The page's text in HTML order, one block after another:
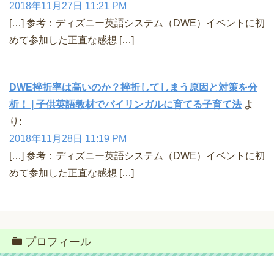
2018年11月27日 11:21 PM
[…] 参考：ディズニー英語システム（DWE）イベントに初
めて参加した正直な感想 […]
DWE挫折率は高いのか？挫折してしまう原因と対策を分
析！ | 子供英語教材でバイリンガルに育てる子育て法 よ
り:
2018年11月28日 11:19 PM
[…] 参考：ディズニー英語システム（DWE）イベントに初
めて参加した正直な感想 […]
プロフィール